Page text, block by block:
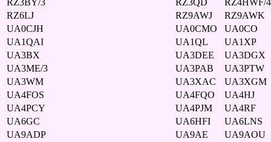
RZ3BY/3
RZ3QD
RZ4HWF/4
RZ6LJ
RZ9AWJ
RZ9AWK
UA0CJH
UA0CMO
UA0CO
UA1QAI
UA1QL
UA1XP
UA3BX
UA3DEE
UA3DGX
UA3ME/3
UA3PAB
UA3PTW
UA3WM
UA3XAC
UA3XGM
UA4FOS
UA4FQO
UA4HJ
UA4PCY
UA4PJM
UA4RF
UA6GC
UA6HFI
UA6LNS
UA9ADP
UA9AE
UA9AOU